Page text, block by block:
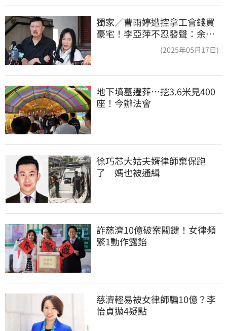
獨家／曹雨婷遭控拿工會錢買
豪宅！李亞萍不忍發聲：余天
(2025年05月17日)
地下墳墓遷葬…挖3.6米見400
座！今辦法會
徐巧芯大姑夫婿律師棄保跑
了　媽也被通緝
詐慈濟10億破案關鍵！女律頻
繁1動作露餡
慈濟輕易被女律師騙10億？李
怡貞拋4疑點